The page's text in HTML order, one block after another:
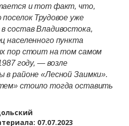
и тот факт, что,
Трудовое уже
состав Владивостока,
населенного пункта
пор стоит на том самом
году, — возле
в районе «Лесной Заимки».
стоило тогда оставить
07.07.2023